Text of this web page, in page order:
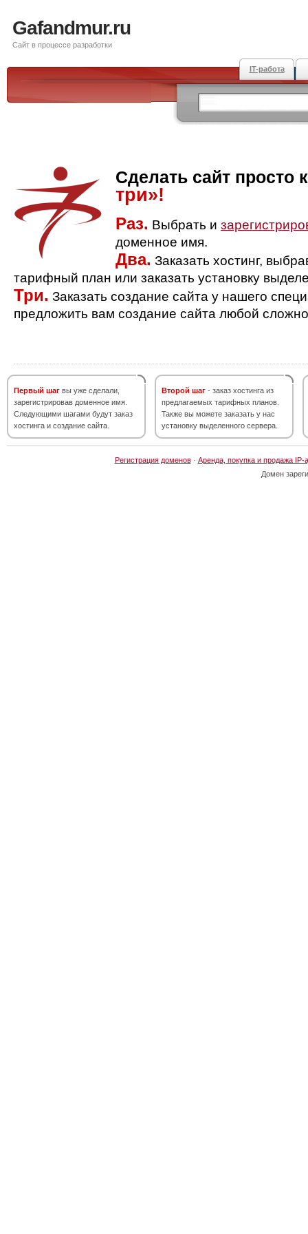
Gafandmur.ru
Сайт в процессе разработки
IT-работа
Сделать сайт просто
три»!
Раз. Выбрать и
доменное имя.
Два. Заказать хостинг,
тарифный план или заказать установку
Три. Заказать создание сайта у нашего
предложить вам создание сайта любой
Первый шаг вы уже сделали,
зарегистрировав доменное имя.
Следующими шагами будут заказ
хостинга и создание сайта.
Второй шаг - заказ хостинга из
предлагаемых тарифных планов.
Также вы можете заказать у нас
установку выделенного сервера.
Регистрация доменов· Аренда, покупка и продажа IP-
Домен